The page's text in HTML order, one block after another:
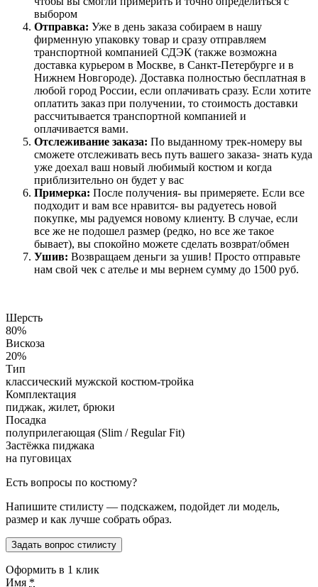
выбором
Отправка: Уже в день заказа собираем в нашу
фирменную упаковку товар и сразу отправляем
транспортной компанией СДЭК (также возможна
доставка курьером в Москве, в Санкт-Петербурге и в
Нижнем Новгороде). Доставка полностью бесплатная в
любой город России, если оплачивать сразу. Если хотите
оплатить заказ при получении, то стоимость доставки
рассчитывается транспортной компанией и
оплачивается вами.
Отслеживание заказа: По выданному трек-номеру вы
сможете отслеживать весь путь вашего заказа- знать куда
уже доехал ваш новый любимый костюм и когда
приблизительно он будет у вас
Примерка: После получения- вы примеряете. Если все
подходит и вам все нравится- вы радуетесь новой
покупке, мы радуемся новому клиенту. В случае, если
все же не подошел размер (редко, но все же такое
бывает), вы спокойно можете сделать возврат/обмен
Ушив: Возвращаем деньги за ушив! Просто отправьте
нам свой чек с ателье и мы вернем сумму до 1500 руб.
Шерсть
80%
Вискоза
20%
Тип
классический мужской костюм-тройка
Комплектация
пиджак, жилет, брюки
Посадка
полуприлегающая (Slim / Regular Fit)
Застёжка пиджака
на пуговицах
Есть вопросы по костюму?
Напишите стилисту — подскажем, подойдет ли модель,
размер и как лучше собрать образ.
Задать вопрос стилисту
Оформить в 1 клик
Имя *